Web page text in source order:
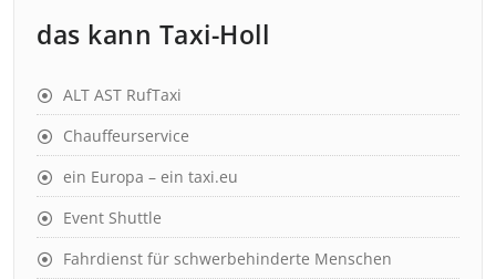
das kann Taxi-Holl
ALT AST RufTaxi
Chauffeurservice
ein Europa – ein taxi.eu
Event Shuttle
Fahrdienst für schwerbehinderte Menschen